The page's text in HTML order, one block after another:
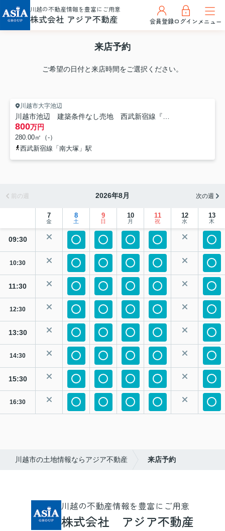
川越の不動産情報を豊富にご用意
株式会社 アジア不動産 会員登録ログインメニュー
来店予約
ご希望の日付と来店時間をご選択ください。
川越市大字池辺
800万円
280.00㎡（-）
西武新宿線「南大塚」駅
前の週 2026年8月 次の週
7
金
8
土
9
日
10
月
11
祝
12
水
13
木
09:30
10:30
11:30
12:30
13:30
14:30
15:30
16:30
川越市の土地情報ならアジア不動産 来店予約
川越の不動産情報を豊富にご用意
株式会社 アジア不動産